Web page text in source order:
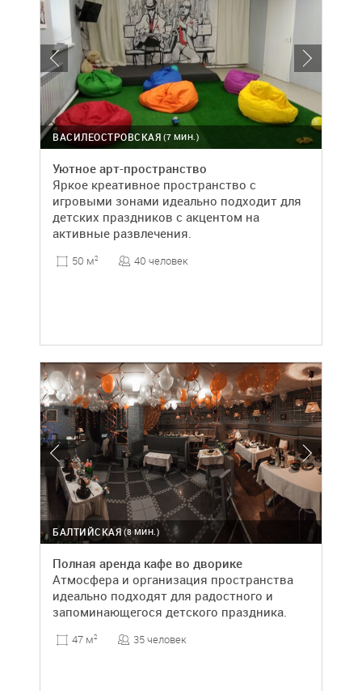
(7 МИН.)
ВАСИЛЕОСТРОВСКАЯ
Уютное арт-пространство
Яркое креативное пространство с
игровыми зонами идеально подходит для
детских праздников с акцентом на
активные развлечения.
50 м2 40 человек
(8 МИН.)
БАЛТИЙСКАЯ
Полная аренда кафе во дворике
Атмосфера и организация пространства
идеально подходят для радостного и
запоминающегося детского праздника.
47 м2 35 человек